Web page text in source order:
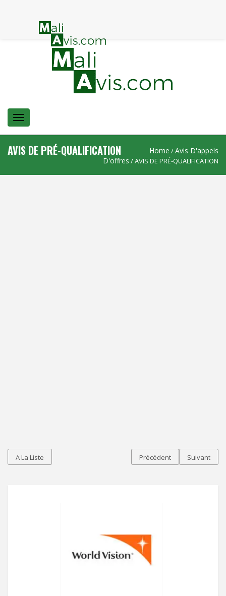
Menu
AVIS DE PRÉ-QUALIFICATION Home /Avis D'appels
D'offres / AVIS DE PRÉ-QUALIFICATION
A La Liste Précédent Suivant